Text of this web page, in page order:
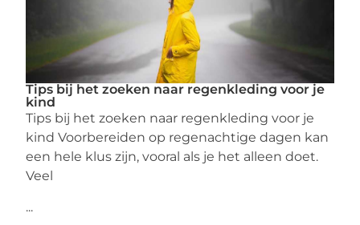
Tips bij het zoeken naar regenkleding voor je
kind
Tips bij het zoeken naar regenkleding voor je
kind Voorbereiden op regenachtige dagen kan
een hele klus zijn, vooral als je het alleen doet.
Veel
...